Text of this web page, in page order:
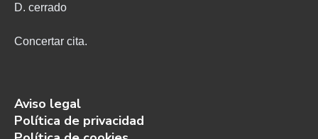
D. cerrado
Concertar cita.
Aviso legal
Política de privacidad